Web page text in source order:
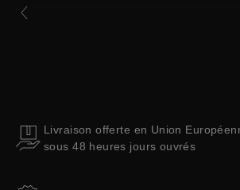
Livraison offerte en Union
sous 48 heures jours ouvrés